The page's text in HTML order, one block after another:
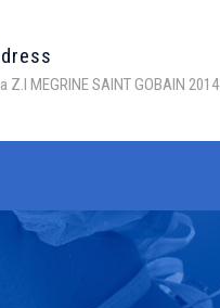
Z.I MEGRINE SAINT GOBAIN 2014